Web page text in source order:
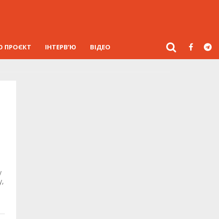
ПРОЄКТ ІНТЕРВ’Ю ВІДЕО